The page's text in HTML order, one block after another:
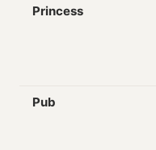
Princess
Pub